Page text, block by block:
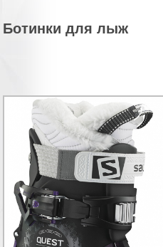
Ботинки для лыж